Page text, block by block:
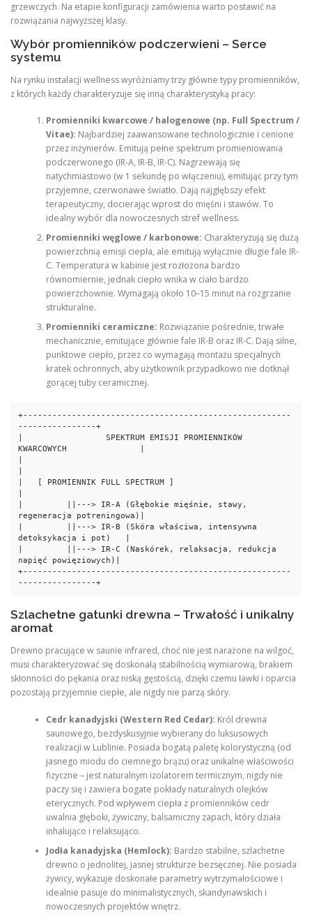
grzewczych. Na etapie konfiguracji zamówienia warto postawić na
rozwiązania najwyższej klasy.
Wybór promienników podczerwieni – Serce
systemu
Na rynku instalacji wellness wyróżniamy trzy główne typy promienników,
z których każdy charakteryzuje się inną charakterystyką pracy:
Promienniki kwarcowe / halogenowe (np. Full Spectrum /
Vitae): Najbardziej zaawansowane technologicznie i cenione
przez inżynierów. Emitują pełne spektrum promieniowania
podczerwonego (IR-A, IR-B, IR-C). Nagrzewają się
natychmiastowo (w 1 sekundę po włączeniu), emitując przy tym
przyjemne, czerwonawe światło. Dają najgłębszy efekt
terapeutyczny, docierając wprost do mięśni i stawów. To
idealny wybór dla nowoczesnych stref wellness.
Promienniki węglowe / karbonowe: Charakteryzują się dużą
powierzchnią emisji ciepła, ale emitują wyłącznie długie fale IR-
C. Temperatura w kabinie jest rozłożona bardzo
równomiernie, jednak ciepło wnika w ciało bardzo
powierzchownie. Wymagają około 10–15 minut na rozgrzanie
strukturalne.
Promienniki ceramiczne: Rozwiązanie pośrednie, trwałe
mechanicznie, emitujące głównie fale IR-B oraz IR-C. Dają silne,
punktowe ciepło, przez co wymagają montażu specjalnych
kratek ochronnych, aby użytkownik przypadkowo nie dotknął
gorącej tuby ceramicznej.
+-------------------------------------------------------
----------------+
|                 SPEKTRUM EMISJI PROMIENNIKÓW
KWARCOWYCH               |
|   [ PROMIENNIK FULL SPECTRUM ]
|         ||---> IR-A (Głębokie mięśnie, stawy,
regeneracja potreningowa)|
|         ||---> IR-B (Skóra właściwa, intensywna
detoksykacja i pot)   |
|         ||---> IR-C (Naskórek, relaksacja, redukcja
napięć powięziowych)|
+-------------------------------------------------------
Szlachetne gatunki drewna – Trwałość i unikalny
aromat
Drewno pracujące w saunie infrared, choć nie jest narażone na wilgoć,
musi charakteryzować się doskonałą stabilnością wymiarową, brakiem
skłonności do pękania oraz niską gęstością, dzięki czemu ławki i oparcia
pozostają przyjemnie ciepłe, ale nigdy nie parzą skóry.
Cedr kanadyjski (Western Red Cedar): Król drewna
saunowego, bezdyskusyjnie wybierany do luksusowych
realizacji w Lublinie. Posiada bogatą paletę kolorystyczną (od
jasnego miodu do ciemnego brązu) oraz unikalne właściwości
fizyczne – jest naturalnym izolatorem termicznym, nigdy nie
paczy się i zawiera bogate pokłady naturalnych olejków
eterycznych. Pod wpływem ciepła z promienników cedr
uwalnia głęboki, żywiczny, balsamiczny zapach, który działa
inhalująco i relaksująco.
Jodła kanadyjska (Hemlock): Bardzo stabilne, szlachetne
drewno o jednolitej, jasnej strukturze bezsęcznej. Nie posiada
żywicy, wykazuje doskonałe parametry wytrzymałościowe i
idealnie pasuje do minimalistycznych, skandynawskich i
nowoczesnych projektów wnętrz.